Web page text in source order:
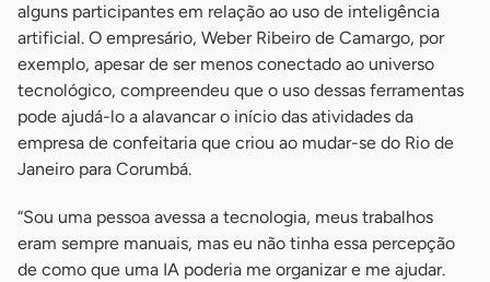
alguns participantes em relação ao uso de inteligência
artificial. O empresário, Weber Ribeiro de Camargo, por
exemplo, apesar de ser menos conectado ao universo
tecnológico, compreendeu que o uso dessas ferramentas
pode ajudá-lo a alavancar o início das atividades da
empresa de confeitaria que criou ao mudar-se do Rio de
Janeiro para Corumbá.
“Sou uma pessoa avessa a tecnologia, meus trabalhos
eram sempre manuais, mas eu não tinha essa percepção
de como que uma IA poderia me organizar e me ajudar.